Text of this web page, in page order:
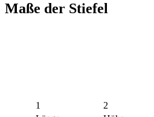
Maße der Stiefel
1 2